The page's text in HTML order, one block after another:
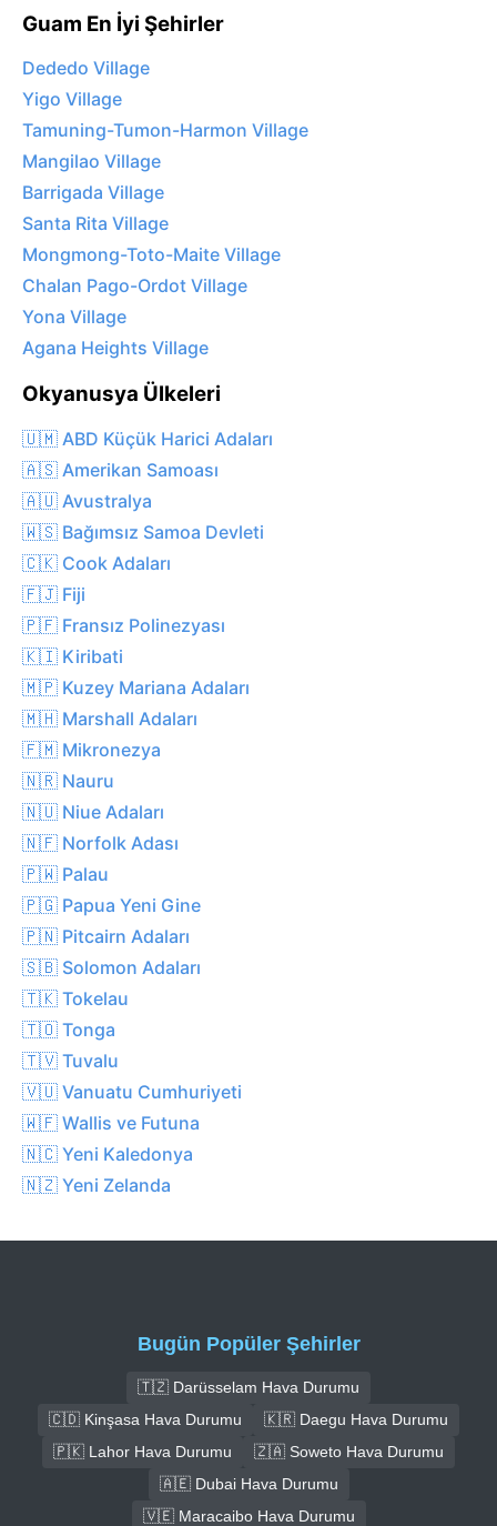
Guam En İyi Şehirler
Dededo Village
Yigo Village
Tamuning-Tumon-Harmon Village
Mangilao Village
Barrigada Village
Santa Rita Village
Mongmong-Toto-Maite Village
Chalan Pago-Ordot Village
Yona Village
Agana Heights Village
Okyanusya Ülkeleri
🇺🇲 ABD Küçük Harici Adaları
🇦🇸 Amerikan Samoası
🇦🇺 Avustralya
🇼🇸 Bağımsız Samoa Devleti
🇨🇰 Cook Adaları
🇫🇯 Fiji
🇵🇫 Fransız Polinezyası
🇰🇮 Kiribati
🇲🇵 Kuzey Mariana Adaları
🇲🇭 Marshall Adaları
🇫🇲 Mikronezya
🇳🇷 Nauru
🇳🇺 Niue Adaları
🇳🇫 Norfolk Adası
🇵🇼 Palau
🇵🇬 Papua Yeni Gine
🇵🇳 Pitcairn Adaları
🇸🇧 Solomon Adaları
🇹🇰 Tokelau
🇹🇴 Tonga
🇹🇻 Tuvalu
🇻🇺 Vanuatu Cumhuriyeti
🇼🇫 Wallis ve Futuna
🇳🇨 Yeni Kaledonya
🇳🇿 Yeni Zelanda
Bugün Popüler Şehirler
🇹🇿 Darüsselam Hava Durumu
🇨🇩 Kinşasa Hava Durumu
🇰🇷 Daegu Hava Durumu
🇵🇰 Lahor Hava Durumu
🇿🇦 Soweto Hava Durumu
🇦🇪 Dubai Hava Durumu
🇻🇪 Maracaibo Hava Durumu